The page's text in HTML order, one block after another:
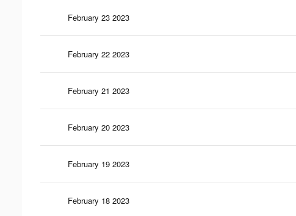
February 23 2023
February 22 2023
February 21 2023
February 20 2023
February 19 2023
February 18 2023